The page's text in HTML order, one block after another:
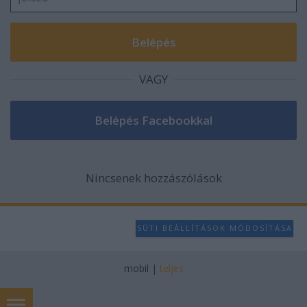
VAGY
Nincsenek hozzászólások
SÜTI BEÁLLÍTÁSOK MÓDOSÍTÁSA
mobil | teljes